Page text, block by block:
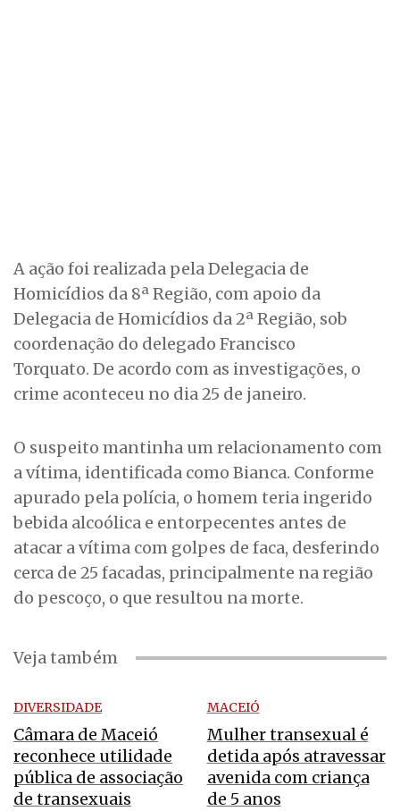
A ação foi realizada pela Delegacia de
Homicídios da 8ª Região, com apoio da
Delegacia de Homicídios da 2ª Região, sob
coordenação do delegado Francisco
Torquato. De acordo com as investigações, o
crime aconteceu no dia 25 de janeiro.
O suspeito mantinha um relacionamento com
a vítima, identificada como Bianca. Conforme
apurado pela polícia, o homem teria ingerido
bebida alcoólica e entorpecentes antes de
atacar a vítima com golpes de faca, desferindo
cerca de 25 facadas, principalmente na região
do pescoço, o que resultou na morte.
Veja também
DIVERSIDADE
Câmara de Maceió
reconhece utilidade
pública de associação
de transexuais
MACEIÓ
Mulher transexual é
detida após atravessar
avenida com criança
de 5 anos